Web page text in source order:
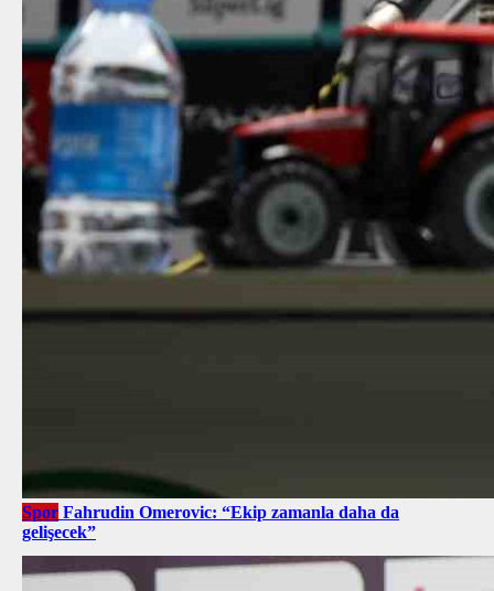
Spor Fahrudin Omerovic: “Ekip zamanla daha da
gelişecek”